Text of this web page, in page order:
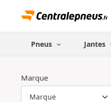
Pneus Jantes
Marque